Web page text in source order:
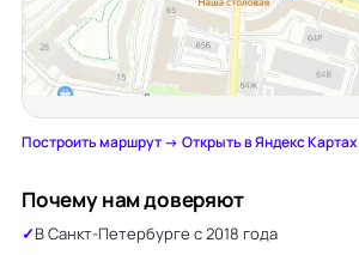
Построить маршрут →·Открыть в Яндекс Картах
Почему нам доверяют
В Санкт-Петербурге с 2018 года